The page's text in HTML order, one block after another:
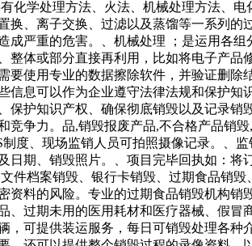
化学处理方法、火法、机械处理方法、
、离子交换、过滤以及蒸馏等一系列
严重的危害。、机械处理 ；是运用各
体或部分直接再利用，比如将电子产品
使用专业的数据擦除软件，并验证删
息可以作为企业遵守法律法规和保护
护知识产权、确保彻底销毁以及记录
争力。品,销毁报废产品,不合格产品销
度、现场监销人员可拍照摄像记录。、
期、销毁照片。、项目完毕回执如：
档案销毁、银行卡销毁、过期食品销
料的风险。专业的过期食品销毁机构
过期未用的医用耗材和医疗器械、假
可提供装运服务，每日可销毁处理各